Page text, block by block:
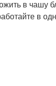
в чашу
в